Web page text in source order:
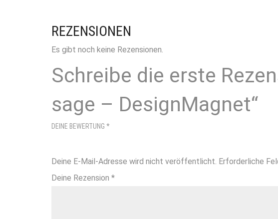
REZENSIONEN
Es gibt noch keine Rezensionen.
Schreibe die erste
sage – DesignMagnet“
Deine E-Mail-Adresse wird nicht veröffentlicht. Erforderliche
DEINE BEWERTUNG *
Deine Rezension *